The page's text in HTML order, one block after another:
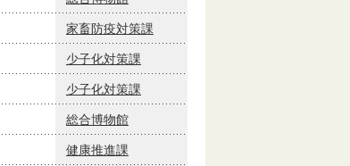
家畜防疫対策課
少子化対策課
少子化対策課
総合博物館
健康推進課